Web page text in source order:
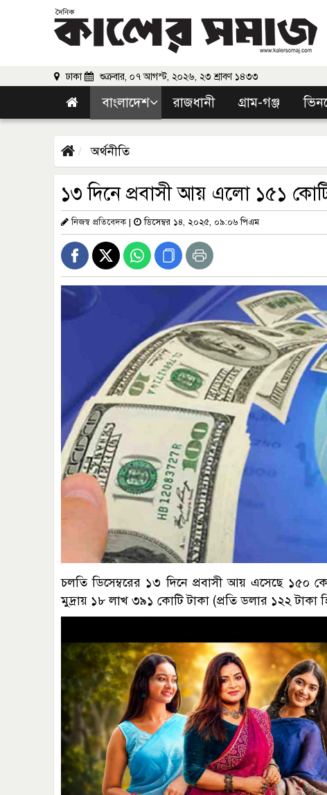
ঢাকা শুক্রবার, ০৭ আগস্ট, ২০২৬, ২৩ শ্রাবণ ১৪৩৩
বাংলাদেশ রাজধানী গ্রাম-গঞ্জ
অর্থনীতি
১৩ দিনে প্রবাসী আয় এলো ১৫১
নিজস্ব প্রতিবেদক| ডিসেম্বর ১৪, ২০২৫, ০৯:০৬ পিএম
চলতি ডিসেম্বরের ১৩ দিনে প্রবাসী আয় এসেছে ১৫০
মুদ্রায় ১৮ লাখ ৩৯১ কোটি টাকা (প্রতি ডলার ১২২ টাকা